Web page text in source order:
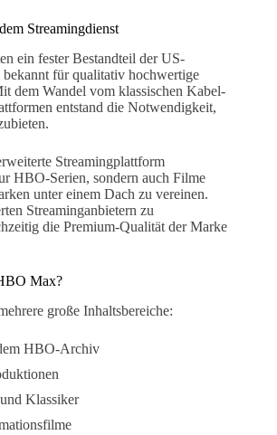
Streamingdienst
ein fester Bestandteil der US-
bekannt für qualitativ hochwertige
dem Wandel vom klassischen Kabel-
entstand die Notwendigkeit,
Streamingplattform
HBO-Serien, sondern auch Filme
unter einem Dach zu vereinen.
Streaminganbietern zu
die Premium-Qualität der Marke
Max?
große Inhaltsbereiche:
HBO-Archiv
Klassiker